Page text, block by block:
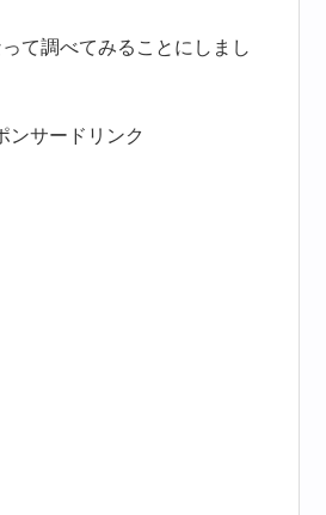
て調べてみることにしまし
ンサードリンク